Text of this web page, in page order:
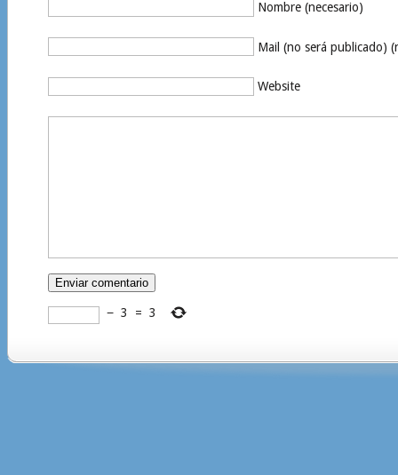
Nombre (necesario)
Mail (no será publicado)
Website
− 3 = 3